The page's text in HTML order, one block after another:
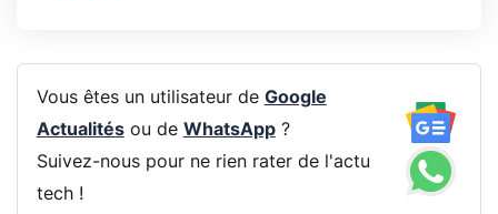
Vous êtes un utilisateur de Google
Actualitésou de WhatsApp?
Suivez-nous pour ne rien rater de l'actu
tech !